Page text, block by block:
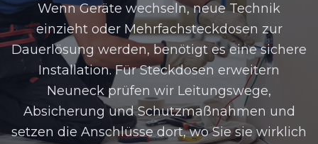
Wenn Geräte wechseln, neue Technik
einzieht oder Mehrfachsteckdosen zur
Dauerlösung werden, benötigt es eine sichere
Installation. Für Steckdosen erweitern
Neuneck prüfen wir Leitungswege,
Absicherung und Schutzmaßnahmen und
setzen die Anschlüsse dort, wo Sie sie wirklich